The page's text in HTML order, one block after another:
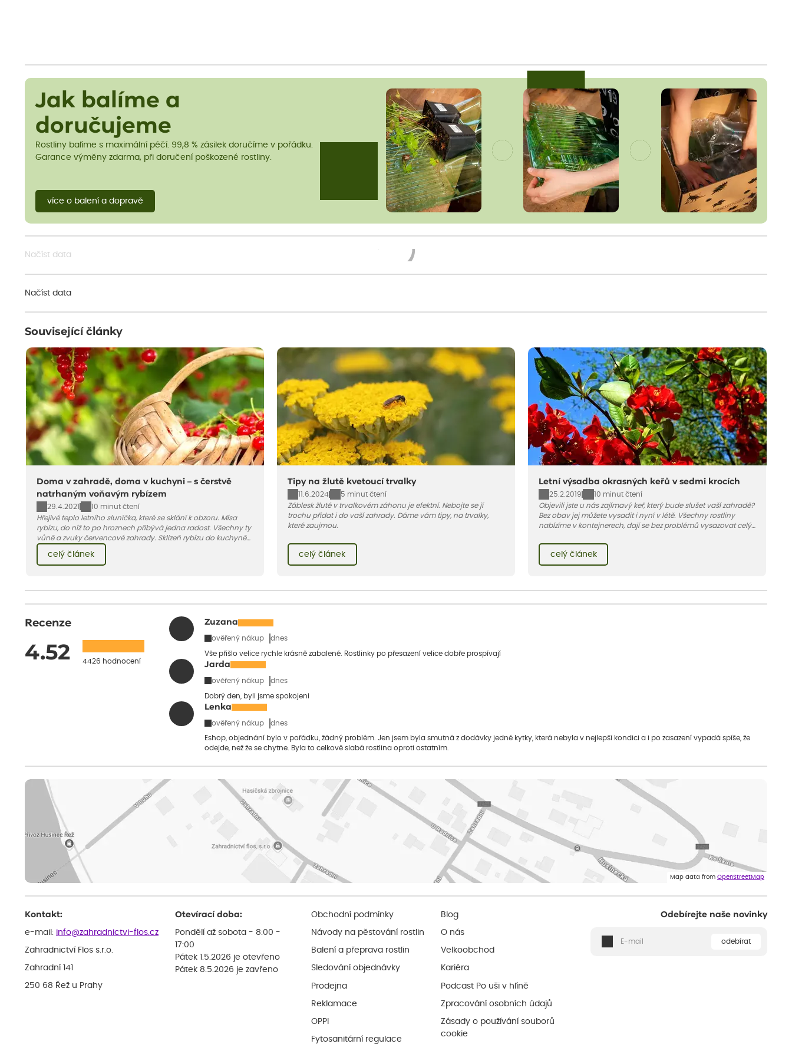
Jak balíme a
doručujeme
Rostliny balíme s maximální péčí. 99,8 % zásilek doručíme v pořádku.
Garance výměny zdarma, při doručení poškozené rostliny.
více o balení a dopravě
Načíst data
Načíst data
Související články
Doma v zahradě, doma v kuchyni – s čerstvě
natrhaným voňavým rybízem
29.4.2021
10 minut čtení
Hřejivé teplo letního sluníčka, které se sklání k obzoru. Mísa
rybízu, do níž to po hroznech přibývá jedna radost. Všechny ty
vůně a zvuky červencové zahrady. Sklizeň rybízu do kuchyně
dětství při mlsání babiččina drobenkového koláče s rybízem.
celý článek
Tipy na žlutě kvetoucí trvalky
11.6.2024
5 minut čtení
Záblesk žluté v trvalkovém záhonu je efektní. Nebojte se jí
trochu přidat i do vaší zahrady. Dáme vám tipy, na trvalky,
které zaujmou.
celý článek
Letní výsadba okrasných keřů v sedmi krocích
25.2.2019
10 minut čtení
Objevili jste u nás zajímavý keř, který bude slušet vaší zahradě?
Bez obav jej můžete vysadit i nyní v létě. Všechny rostliny
nabízíme v kontejnerech, dají se bez problémů vysazovat celý
nebo na podzim.
celý článek
Recenze
4.52 4426 hodnocení
Zuzana
ověřený nákup dnes
Vše přišlo velice rychle krásně zabalené. Rostlinky po přesazení velice dobře prospívají
Jarda
ověřený nákup dnes
Dobrý den, byli jsme spokojeni
Lenka
ověřený nákup dnes
Eshop, objednání bylo v pořádku, žádný problém. Jen jsem byla smutná z dodávky jedné kytky, která nebyla v nejlepší kondici a i po zasazení vypadá spíše, že
odejde, než že se chytne. Byla to celkově slabá rostlina oproti ostatním.
Map data from OpenStreetMap
Kontakt:
e-mail: info@zahradnictvi-flos.cz
Zahradnictví Flos s.r.o.
Zahradní 141
250 68 Řež u Prahy
Otevírací doba:
Pondělí až sobota - 8:00 -
17:00
Pátek 1.5.2026 je otevřeno
Pátek 8.5.2026 je zavřeno
Obchodní podmínky
Návody na pěstování rostlin
Balení a přeprava rostlin
Sledování objednávky
Prodejna
Reklamace
OPPI
Fytosanitární regulace
Blog
O nás
Velkoobchod
Kariéra
Podcast Po uši v hlíně
Zpracování osobních údajů
Zásady o používání souborů
cookie
Odebírejte naše novinky
odebírat